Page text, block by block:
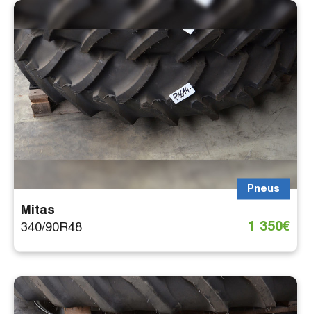
Mitas
340/90R48
Pneus
1 350€